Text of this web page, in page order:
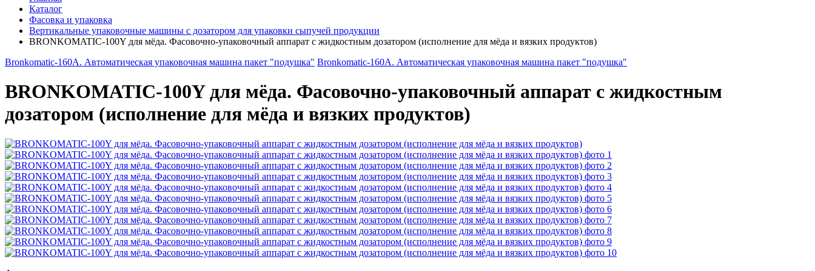
Каталог
Фасовка и упаковка
Вертикальные упаковочные машины с дозатором для упаковки сыпучей продукции
BRONKOMATIC-100Y для мёда. Фасовочно-упаковочный аппарат с жидкостным дозатором (исполнение для мёда и вязких продуктов)
Bronkomatic-160A. Автоматическая упаковочная машина пакет "подушка" Bronkomatic-160A. Автоматическая упаковочная машина пакет "подушка"
BRONKOMATIC-100Y для мёда. Фасовочно-упаковочный аппарат с жидкостным
дозатором (исполнение для мёда и вязких продуктов)